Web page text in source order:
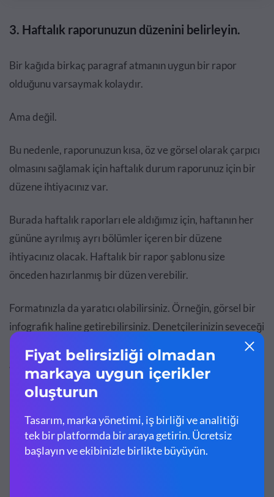
3. Haftalık raporunuzun düzenini belirleyin.
Bir kağıda birkaç paragraf atmanın uygun bir rapor
olduğunu varsaymak kolaydır.
Ama değil.
Bu nedenle, raporunuzun kısa, öz ve görsel olarak çarpıcı
olmasını sağlamak için haftalık durum raporunuz için bir
düzene ihtiyacınız var.
Burada haftalık raporları ele aldığımız için, haftanın her
gününe ayrılmış ayrı bölümler içeren bir düzene
ihtiyacınız olacak. Haftalık bir rapor şablonu size
önceden hazırlanmış bir düzen verebilir.
Formatınızla da yaratıcı olabilirsiniz. Örneğin, görsel bir
infografik haline getirebilirsiniz. Denetçilerinizin seveceği
bir haftalık rapor bilgi grafiği oluşturmak için aşağıdaki
gibi bir rapor infografiğini özelleştirin.